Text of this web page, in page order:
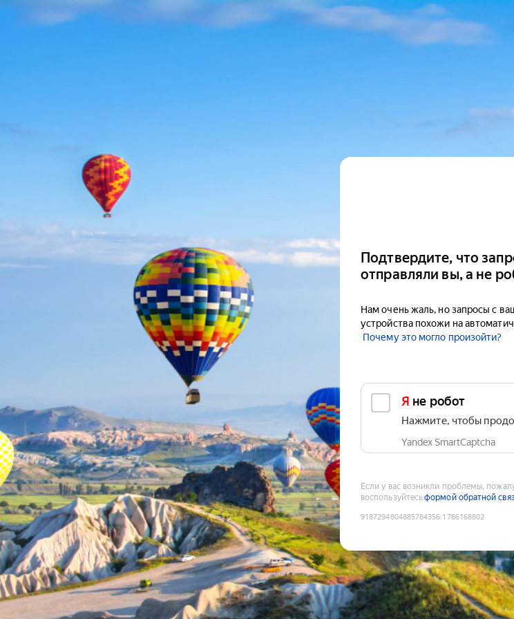
Подтвердите, что
отправляли вы, а не
Нам очень жаль, но запросы с
устройства похожи на
Почему это могло произойти?
Я не робот
Нажмите, чтобы
Yandex SmartCaptcha
Если у вас возникли проблемы,
воспользуйтесьформой обратной
9187294804885784356:1786168802